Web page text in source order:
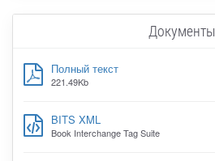
Документы
Полный текст
221.49Kb
BITS XML
Book Interchange Tag Suite